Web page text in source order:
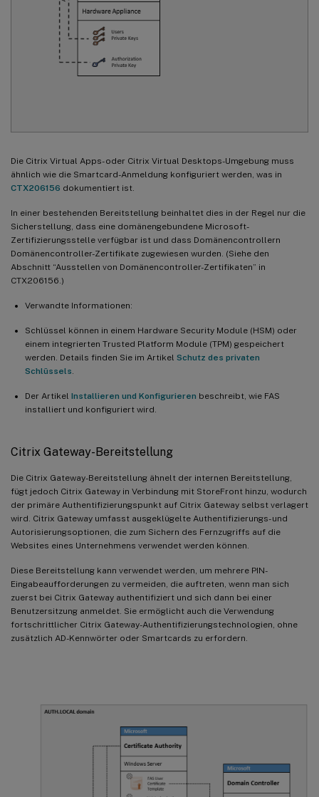
Die Citrix Virtual Apps- oder Citrix Virtual Desktops-Umgebung muss
ähnlich wie die Smartcard-Anmeldung konfiguriert werden, was in
CTX206156 dokumentiert ist.
In einer bestehenden Bereitstellung beinhaltet dies in der Regel nur die
Sicherstellung, dass eine domänengebundene Microsoft-
Zertifizierungsstelle verfügbar ist und dass Domänencontrollern
Domänencontroller-Zertifikate zugewiesen wurden. (Siehe den
Abschnitt “Ausstellen von Domänencontroller-Zertifikaten” in
CTX206156.)
Verwandte Informationen:
Schlüssel können in einem Hardware Security Module (HSM) oder
einem integrierten Trusted Platform Module (TPM) gespeichert
werden. Details finden Sie im Artikel Schutz des privaten
Schlüssels.
Der Artikel Installieren und Konfigurieren beschreibt, wie FAS
installiert und konfiguriert wird.
Citrix Gateway-Bereitstellung
Die Citrix Gateway-Bereitstellung ähnelt der internen Bereitstellung,
fügt jedoch Citrix Gateway in Verbindung mit StoreFront hinzu, wodurch
der primäre Authentifizierungspunkt auf Citrix Gateway selbst verlagert
wird. Citrix Gateway umfasst ausgeklügelte Authentifizierungs- und
Autorisierungsoptionen, die zum Sichern des Fernzugriffs auf die
Websites eines Unternehmens verwendet werden können.
Diese Bereitstellung kann verwendet werden, um mehrere PIN-
Eingabeaufforderungen zu vermeiden, die auftreten, wenn man sich
zuerst bei Citrix Gateway authentifiziert und sich dann bei einer
Benutzersitzung anmeldet. Sie ermöglicht auch die Verwendung
fortschrittlicher Citrix Gateway-Authentifizierungstechnologien, ohne
zusätzlich AD-Kennwörter oder Smartcards zu erfordern.